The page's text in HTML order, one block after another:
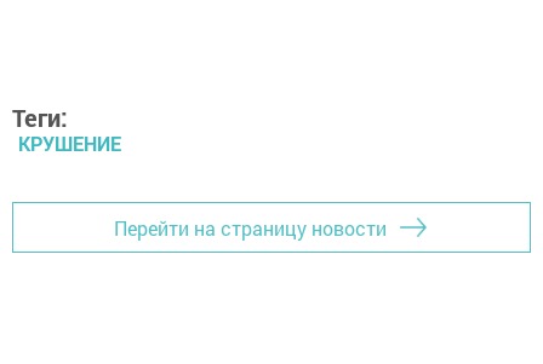
Теги:
КРУШЕНИЕ
Перейти на страницу новости